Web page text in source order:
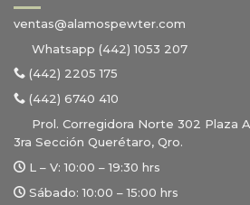
ventas@alamospewter.com
Whatsapp (442) 1053 207
(442) 2205 175
(442) 6740 410
Prol. Corregidora Norte 302 Plaza
3ra Sección Querétaro, Qro.
L – V: 10:00 – 19:30 hrs
Sábado: 10:00 – 15:00 hrs